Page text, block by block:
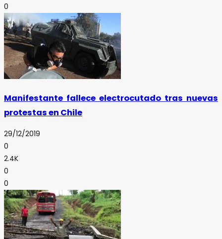
0
Manifestante fallece electrocutado tras nuevas
protestas en Chile
29/12/2019
0
2.4K
0
0